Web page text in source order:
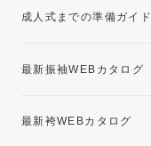
成人式までの準備ガイド
最新振袖WEBカタログ
最新袴WEBカタログ